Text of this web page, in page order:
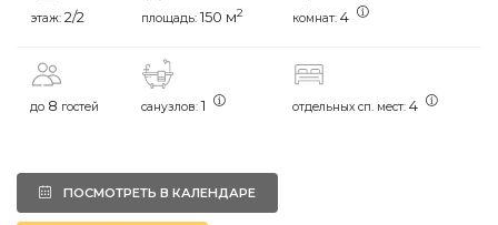
этаж: 2/2 площадь: 150 м2 комнат: 4
до 8 гостей санузлов: 1 отдельных сп. мест: 4
ПОСМОТРЕТЬ В КАЛЕНДАРЕ